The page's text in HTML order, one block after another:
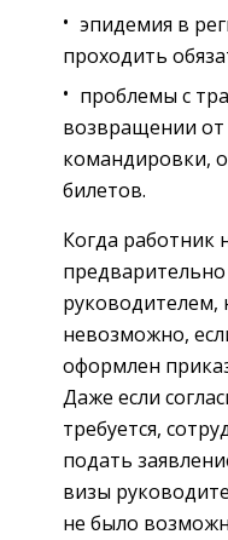
эпидемия в
проходить
проблемы с
возвращении от
командировки,
билетов.
Когда работник
предварительно
руководителем,
невозможно,
оформлен
Даже если
требуется,
подать
визы
не было